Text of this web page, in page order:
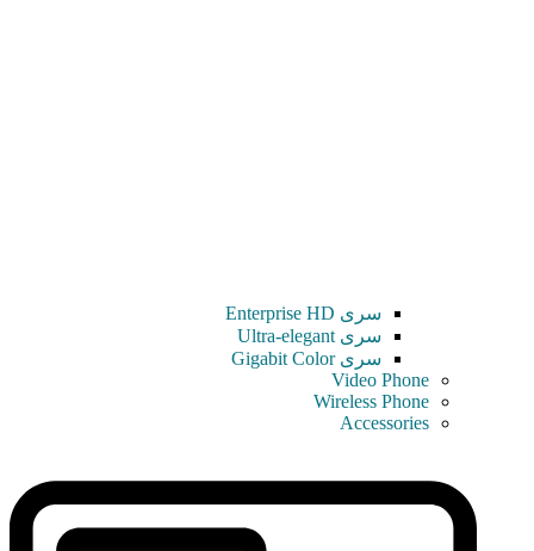
سری Enterprise HD
سری Ultra-elegant
سری Gigabit Color
Video Phone
Wireless Phone
Accessories